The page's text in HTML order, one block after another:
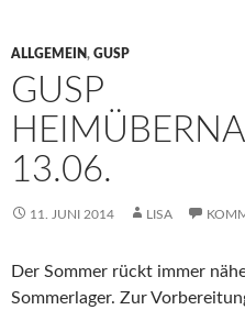
ALLGEMEIN, GUSP
GUSP
13.06.
11. JUNI 2014 LISA
Der Sommer rückt immer
Sommerlager. Zur